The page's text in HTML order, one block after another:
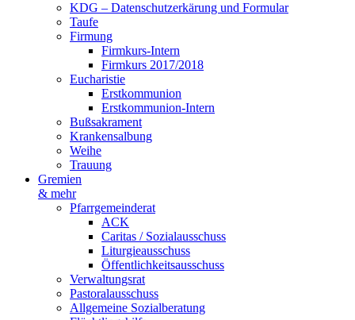
KDG – Datenschutzerkärung und Formular
Taufe
Firmung
Firmkurs-Intern
Firmkurs 2017/2018
Eucharistie
Erstkommunion
Erstkommunion-Intern
Bußsakrament
Krankensalbung
Weihe
Trauung
Gremien
& mehr
Pfarrgemeinderat
ACK
Caritas / Sozialausschuss
Liturgieausschuss
Öffentlichkeitsausschuss
Verwaltungsrat
Pastoralausschuss
Allgemeine Sozialberatung